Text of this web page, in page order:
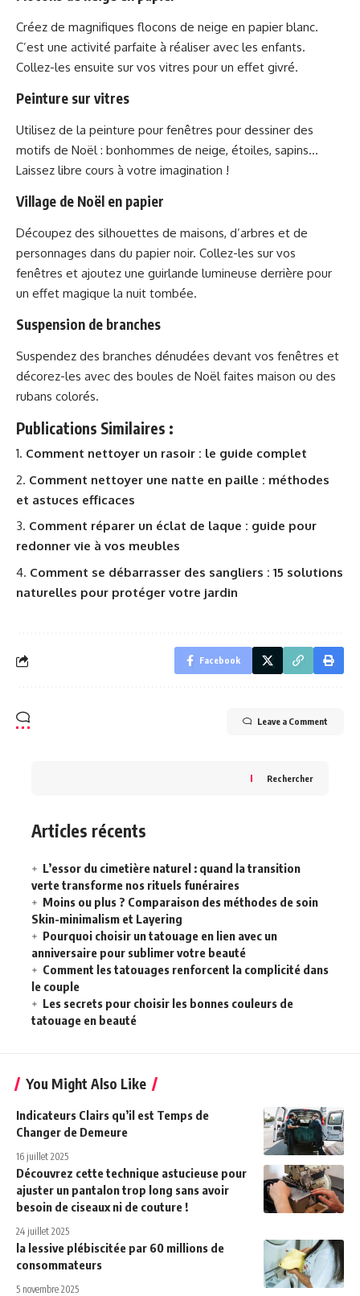
Créez de magnifiques flocons de neige en papier blanc.
C’est une activité parfaite à réaliser avec les enfants.
Collez-les ensuite sur vos vitres pour un effet givré.
Peinture sur vitres
Utilisez de la peinture pour fenêtres pour dessiner des
motifs de Noël : bonhommes de neige, étoiles, sapins…
Laissez libre cours à votre imagination !
Village de Noël en papier
Découpez des silhouettes de maisons, d’arbres et de
personnages dans du papier noir. Collez-les sur vos
fenêtres et ajoutez une guirlande lumineuse derrière pour
un effet magique la nuit tombée.
Suspension de branches
Suspendez des branches dénudées devant vos fenêtres et
décorez-les avec des boules de Noël faites maison ou des
rubans colorés.
Publications Similaires :
Comment nettoyer un rasoir : le guide complet
Comment nettoyer une natte en paille : méthodes
et astuces efficaces
Comment réparer un éclat de laque : guide pour
redonner vie à vos meubles
Comment se débarrasser des sangliers : 15 solutions
naturelles pour protéger votre jardin
Facebook
Leave a Comment
Rechercher
Articles récents
L’essor du cimetière naturel : quand la transition
verte transforme nos rituels funéraires
Moins ou plus ? Comparaison des méthodes de soin
Skin-minimalism et Layering
Pourquoi choisir un tatouage en lien avec un
anniversaire pour sublimer votre beauté
Comment les tatouages renforcent la complicité dans
le couple
Les secrets pour choisir les bonnes couleurs de
tatouage en beauté
You Might Also Like
Indicateurs Clairs qu’il est Temps de
Changer de Demeure
16 juillet 2025
Découvrez cette technique astucieuse pour
ajuster un pantalon trop long sans avoir
besoin de ciseaux ni de couture !
24 juillet 2025
la lessive plébiscitée par 60 millions de
consommateurs
5 novembre 2025